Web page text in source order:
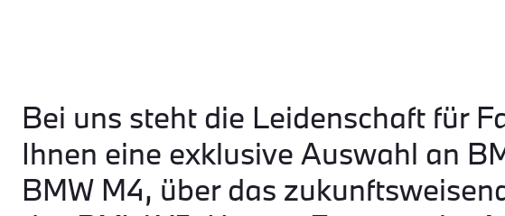
Bei uns steht die Leidenschaft für
Ihnen eine exklusive Auswahl an
BMW M4, über das